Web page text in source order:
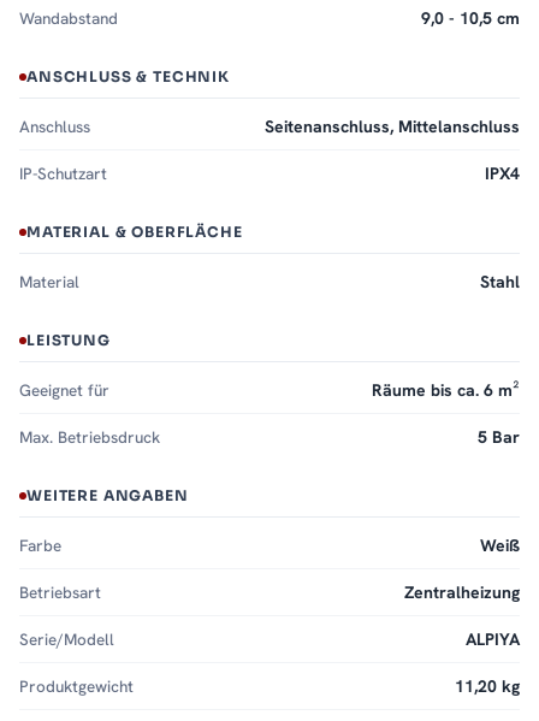
Wandabstand 9,0 - 10,5 cm
ANSCHLUSS & TECHNIK
Anschluss Seitenanschluss, Mittelanschluss
IP-Schutzart IPX4
MATERIAL & OBERFLÄCHE
Material Stahl
LEISTUNG
Geeignet für Räume bis ca. 6 m²
Max. Betriebsdruck 5 Bar
WEITERE ANGABEN
Farbe Weiß
Betriebsart Zentralheizung
Serie/Modell ALPIYA
Produktgewicht 11,20 kg